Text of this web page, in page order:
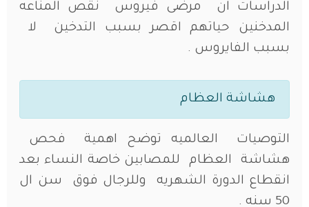
الدراسات ان مرضى فيروس نقص المناعه
المدخنين حياتهم اقصر بسبب التدخين لا
بسبب الفايروس .
هشاشة العظام
التوصيات العالميه توضح اهمية فحص
هشاشة العظام للمصابين خاصة النساء بعد
انقطاع الدورة الشهريه وللرجال فوق سن ال
50 سنه .